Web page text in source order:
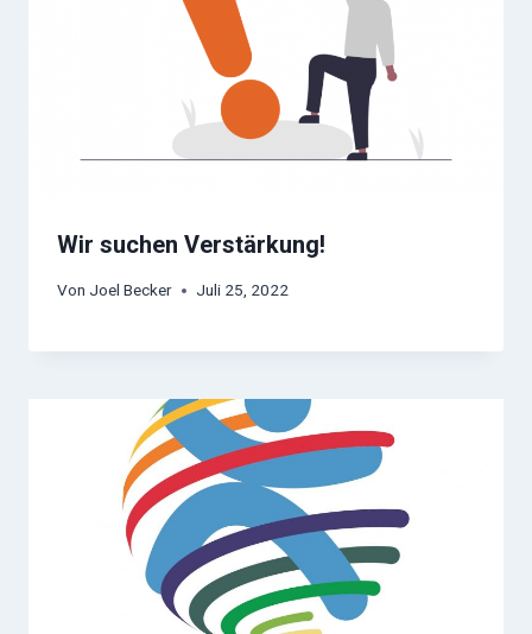
Wir suchen Verstärkung!
Von Joel Becker Juli 25, 2022